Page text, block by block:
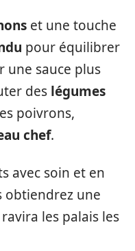
et une touche
pour équilibrer
une sauce plus
des légumes
poivrons,
chef.
avec soin et en
obtiendrez une
les palais les